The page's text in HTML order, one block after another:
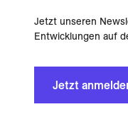
Jetzt unseren
Entwicklungen auf
Jetzt